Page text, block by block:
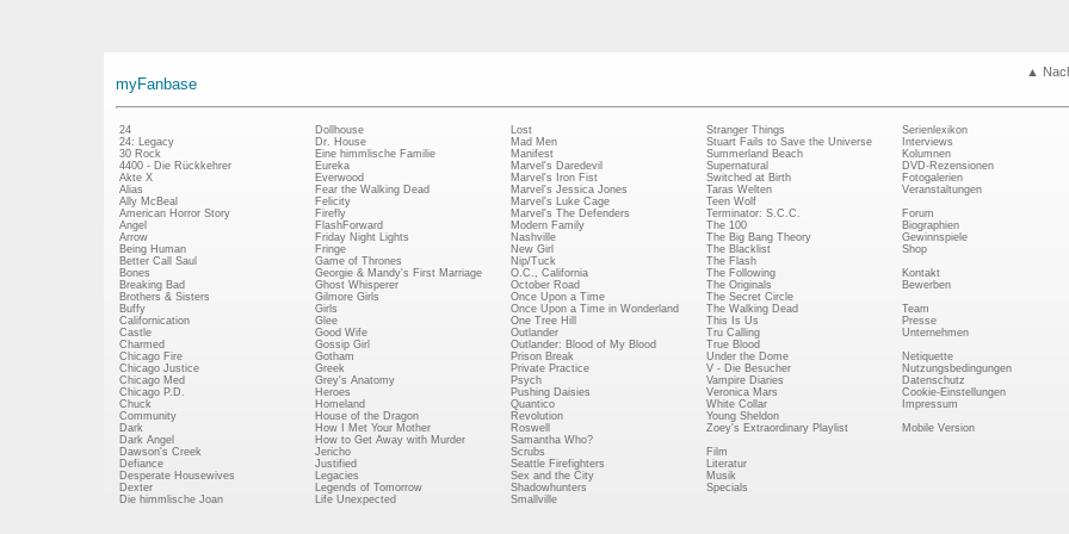
▲
myFanbase
24
24: Legacy
30 Rock
4400 - Die Rückkehrer
Akte X
Alias
Ally McBeal
American Horror Story
Angel
Arrow
Being Human
Better Call Saul
Bones
Breaking Bad
Brothers & Sisters
Buffy
Californication
Castle
Charmed
Chicago Fire
Chicago Justice
Chicago Med
Chicago P.D.
Chuck
Community
Dark
Dark Angel
Dawson's Creek
Defiance
Desperate Housewives
Dexter
Die himmlische Joan
Dollhouse
Dr. House
Eine himmlische Familie
Eureka
Everwood
Fear the Walking Dead
Felicity
Firefly
FlashForward
Friday Night Lights
Fringe
Game of Thrones
Georgie & Mandy's First Marriage
Ghost Whisperer
Gilmore Girls
Girls
Glee
Good Wife
Gossip Girl
Gotham
Greek
Grey's Anatomy
Heroes
Homeland
House of the Dragon
How I Met Your Mother
How to Get Away with Murder
Jericho
Justified
Legacies
Legends of Tomorrow
Life Unexpected
Lost
Mad Men
Manifest
Marvel's Daredevil
Marvel's Iron Fist
Marvel's Jessica Jones
Marvel's Luke Cage
Marvel's The Defenders
Modern Family
Nashville
New Girl
Nip/Tuck
O.C., California
October Road
Once Upon a Time
Once Upon a Time in Wonderland
One Tree Hill
Outlander
Outlander: Blood of My Blood
Prison Break
Private Practice
Psych
Pushing Daisies
Quantico
Revolution
Roswell
Samantha Who?
Scrubs
Seattle Firefighters
Sex and the City
Shadowhunters
Smallville
Stranger Things
Stuart Fails to Save the Universe
Summerland Beach
Supernatural
Switched at Birth
Taras Welten
Teen Wolf
Terminator: S.C.C.
The 100
The Big Bang Theory
The Blacklist
The Flash
The Following
The Originals
The Secret Circle
The Walking Dead
This Is Us
Tru Calling
True Blood
Under the Dome
V - Die Besucher
Vampire Diaries
Veronica Mars
White Collar
Young Sheldon
Zoey's Extraordinary Playlist
Film
Literatur
Musik
Specials
Serienlexikon
Interviews
Kolumnen
DVD-Rezensionen
Fotogalerien
Veranstaltungen
Forum
Biographien
Gewinnspiele
Shop
Kontakt
Bewerben
Team
Presse
Unternehmen
Netiquette
Nutzungsbedingungen
Datenschutz
Cookie-Einstellungen
Impressum
Mobile Version